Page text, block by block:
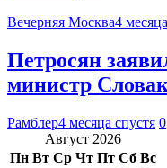
Вечерняя Москва4
Петросян
министр
Рамблер4 месяца спустя 0
Август 2026
Пн Вт Ср Чт Пт Сб Вс